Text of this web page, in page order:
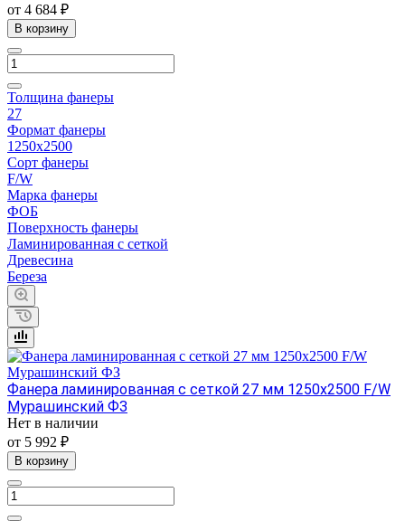
от 4 684 ₽
В корзину
Толщина фанеры
27
Формат фанеры
1250х2500
Сорт фанеры
F/W
Марка фанеры
ФОБ
Поверхность фанеры
Ламинированная с сеткой
Древесина
Береза
Фанера ламинированная с сеткой 27 мм 1250х2500 F/W
Мурашинский ФЗ
Нет в наличии
от 5 992 ₽
В корзину